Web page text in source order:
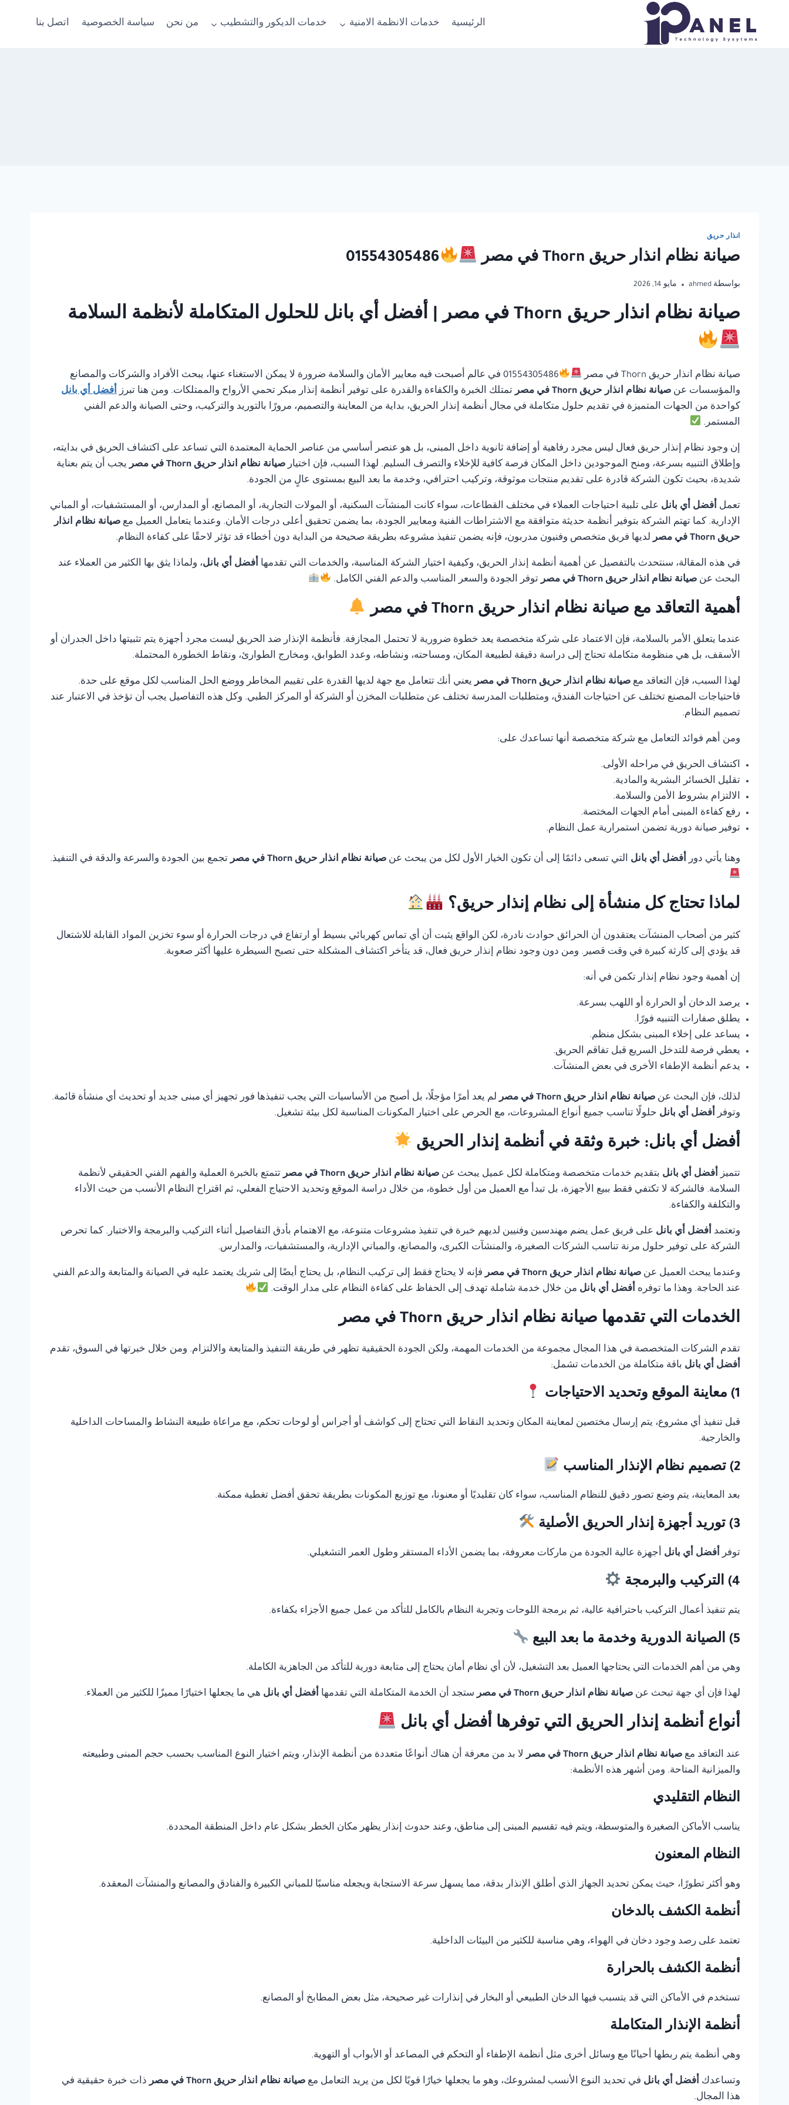
المحتوى
الرئيسية خدمات الانظمة الامنية خدمات الديكور والتشطيب من نحن سياسة الخصوصية اتصل بنا
انذار حريق
صيانة نظام انذار حريق Thorn في مصر 01554305486
بواسطة ahmed مايو 14, 2026
صيانة نظام انذار حريق Thorn في مصر | أفضل أي بانل للحلول المتكاملة لأنظمة السلامة
صيانة نظام انذار حريق Thorn في مصر
01554305486 في عالم أصبحت فيه معايير الأمان والسلامة ضرورة لا يمكن الاستغناء عنها، يبحث الأفراد والشركات والمصانع
والمؤسسات عن صيانة نظام انذار حريق Thorn في مصر تمتلك الخبرة والكفاءة والقدرة على توفير أنظمة إنذار مبكر تحمي الأرواح والممتلكات. ومن هنا تبرز أفضل أي بانل
كواحدة من الجهات المتميزة في تقديم حلول متكاملة في مجال أنظمة إنذار الحريق، بداية من المعاينة والتصميم، مرورًا بالتوريد والتركيب، وحتى الصيانة والدعم الفني
المستمر.
إن وجود نظام إنذار حريق فعال ليس مجرد رفاهية أو إضافة ثانوية داخل المبنى، بل هو عنصر أساسي من عناصر الحماية المعتمدة التي تساعد على اكتشاف الحريق في بدايته،
وإطلاق التنبيه بسرعة، ومنح الموجودين داخل المكان فرصة كافية للإخلاء والتصرف السليم. لهذا السبب، فإن اختيار صيانة نظام انذار حريق Thorn في مصر
يجب أن يتم بعناية
شديدة، بحيث تكون الشركة قادرة على تقديم منتجات موثوقة، وتركيب احترافي، وخدمة ما بعد البيع بمستوى عالٍ من الجودة.
تعمل أفضل أي بانل على تلبية احتياجات العملاء في مختلف القطاعات، سواء كانت المنشآت السكنية، أو المولات التجارية، أو المصانع، أو المدارس، أو المستشفيات، أو المباني
الإدارية. كما تهتم الشركة بتوفير أنظمة حديثة متوافقة مع الاشتراطات الفنية ومعايير الجودة، بما يضمن تحقيق أعلى درجات الأمان. وعندما يتعامل العميل مع صيانة نظام انذار
حريق Thorn في مصر
لديها فريق متخصص وفنيون مدربون، فإنه يضمن تنفيذ مشروعه بطريقة صحيحة من البداية دون أخطاء قد تؤثر لاحقًا على كفاءة النظام.
في هذه المقالة، سنتحدث بالتفصيل عن أهمية أنظمة إنذار الحريق، وكيفية اختيار الشركة المناسبة، والخدمات التي تقدمها أفضل أي بانل، ولماذا يثق بها الكثير من العملاء عند
البحث عن صيانة نظام انذار حريق Thorn في مصر توفر الجودة والسعر المناسب والدعم الفني الكامل.
أهمية التعاقد مع صيانة نظام انذار حريق Thorn في مصر
عندما يتعلق الأمر بالسلامة، فإن الاعتماد على شركة متخصصة يعد خطوة ضرورية لا تحتمل المجازفة. فأنظمة الإنذار ضد الحريق ليست مجرد أجهزة يتم تثبيتها داخل الجدران أو
الأسقف، بل هي منظومة متكاملة تحتاج إلى دراسة دقيقة لطبيعة المكان، ومساحته، ونشاطه، وعدد الطوابق، ومخارج الطوارئ، ونقاط الخطورة المحتملة.
لهذا السبب، فإن التعاقد مع صيانة نظام انذار حريق Thorn في مصر
يعني أنك تتعامل مع جهة لديها القدرة على تقييم المخاطر ووضع الحل المناسب لكل موقع على حدة.
فاحتياجات المصنع تختلف عن احتياجات الفندق، ومتطلبات المدرسة تختلف عن متطلبات المخزن أو الشركة أو المركز الطبي. وكل هذه التفاصيل يجب أن تؤخذ في الاعتبار عند
تصميم النظام.
ومن أهم فوائد التعامل مع شركة متخصصة أنها تساعدك على:
اكتشاف الحريق في مراحله الأولى.
تقليل الخسائر البشرية والمادية.
الالتزام بشروط الأمن والسلامة.
رفع كفاءة المبنى أمام الجهات المختصة.
توفير صيانة دورية تضمن استمرارية عمل النظام.
وهنا يأتي دور أفضل أي بانل التي تسعى دائمًا إلى أن تكون الخيار الأول لكل من يبحث عن صيانة نظام انذار حريق Thorn في مصر تجمع بين الجودة والسرعة والدقة في التنفيذ.
لماذا تحتاج كل منشأة إلى نظام إنذار حريق؟
كثير من أصحاب المنشآت يعتقدون أن الحرائق حوادث نادرة، لكن الواقع يثبت أن أي تماس كهربائي بسيط أو ارتفاع في درجات الحرارة أو سوء تخزين المواد القابلة للاشتعال
قد يؤدي إلى كارثة كبيرة في وقت قصير. ومن دون وجود نظام إنذار حريق فعال، قد يتأخر اكتشاف المشكلة حتى تصبح السيطرة عليها أكثر صعوبة.
إن أهمية وجود نظام إنذار تكمن في أنه:
يرصد الدخان أو الحرارة أو اللهب بسرعة.
يطلق صفارات التنبيه فورًا.
يساعد على إخلاء المبنى بشكل منظم.
يعطي فرصة للتدخل السريع قبل تفاقم الحريق.
يدعم أنظمة الإطفاء الأخرى في بعض المنشآت.
لذلك، فإن البحث عن صيانة نظام انذار حريق Thorn في مصر
لم يعد أمرًا مؤجلًا، بل أصبح من الأساسيات التي يجب تنفيذها فور تجهيز أي مبنى جديد أو تحديث أي منشأة قائمة.
وتوفر أفضل أي بانل حلولًا تناسب جميع أنواع المشروعات، مع الحرص على اختيار المكونات المناسبة لكل بيئة تشغيل.
أفضل أي بانل: خبرة وثقة في أنظمة إنذار الحريق
تتميز أفضل أي بانل بتقديم خدمات متخصصة ومتكاملة لكل عميل يبحث عن صيانة نظام انذار حريق Thorn في مصر
تتمتع بالخبرة العملية والفهم الفني الحقيقي لأنظمة
السلامة. فالشركة لا تكتفي فقط ببيع الأجهزة، بل تبدأ مع العميل من أول خطوة، من خلال دراسة الموقع وتحديد الاحتياج الفعلي، ثم اقتراح النظام الأنسب من حيث الأداء
والتكلفة والكفاءة.
وتعتمد أفضل أي بانل على فريق عمل يضم مهندسين وفنيين لديهم خبرة في تنفيذ مشروعات متنوعة، مع الاهتمام بأدق التفاصيل أثناء التركيب والبرمجة والاختبار. كما تحرص
الشركة على توفير حلول مرنة تناسب الشركات الصغيرة، والمنشآت الكبرى، والمصانع، والمباني الإدارية، والمستشفيات، والمدارس.
وعندما يبحث العميل عن صيانة نظام انذار حريق Thorn في مصر
فإنه لا يحتاج فقط إلى تركيب النظام، بل يحتاج أيضًا إلى شريك يعتمد عليه في الصيانة والمتابعة والدعم الفني
عند الحاجة. وهذا ما توفره أفضل أي بانل من خلال خدمة شاملة تهدف إلى الحفاظ على كفاءة النظام على مدار الوقت.
الخدمات التي تقدمها صيانة نظام انذار حريق Thorn في مصر
تقدم الشركات المتخصصة في هذا المجال مجموعة من الخدمات المهمة، ولكن الجودة الحقيقية تظهر في طريقة التنفيذ والمتابعة والالتزام. ومن خلال خبرتها في السوق، تقدم
أفضل أي بانل باقة متكاملة من الخدمات تشمل:
1) معاينة الموقع وتحديد الاحتياجات
قبل تنفيذ أي مشروع، يتم إرسال مختصين لمعاينة المكان وتحديد النقاط التي تحتاج إلى كواشف أو أجراس أو لوحات تحكم، مع مراعاة طبيعة النشاط والمساحات الداخلية
والخارجية.
2) تصميم نظام الإنذار المناسب
بعد المعاينة، يتم وضع تصور دقيق للنظام المناسب، سواء كان تقليديًا أو معنونا، مع توزيع المكونات بطريقة تحقق أفضل تغطية ممكنة.
3) توريد أجهزة إنذار الحريق الأصلية
توفر أفضل أي بانل أجهزة عالية الجودة من ماركات معروفة، بما يضمن الأداء المستقر وطول العمر التشغيلي.
4) التركيب والبرمجة
يتم تنفيذ أعمال التركيب باحترافية عالية، ثم برمجة اللوحات وتجربة النظام بالكامل للتأكد من عمل جميع الأجزاء بكفاءة.
5) الصيانة الدورية وخدمة ما بعد البيع
وهي من أهم الخدمات التي يحتاجها العميل بعد التشغيل، لأن أي نظام أمان يحتاج إلى متابعة دورية للتأكد من الجاهزية الكاملة.
لهذا فإن أي جهة تبحث عن صيانة نظام انذار حريق Thorn في مصر ستجد أن الخدمة المتكاملة التي تقدمها أفضل أي بانل هي ما يجعلها اختيارًا مميزًا للكثير من العملاء.
أنواع أنظمة إنذار الحريق التي توفرها أفضل أي بانل
عند التعاقد مع صيانة نظام انذار حريق Thorn في مصر
لا بد من معرفة أن هناك أنواعًا متعددة من أنظمة الإنذار، ويتم اختيار النوع المناسب بحسب حجم المبنى وطبيعته
والميزانية المتاحة. ومن أشهر هذه الأنظمة:
النظام التقليدي
يناسب الأماكن الصغيرة والمتوسطة، ويتم فيه تقسيم المبنى إلى مناطق، وعند حدوث إنذار يظهر مكان الخطر بشكل عام داخل المنطقة المحددة.
النظام المعنون
وهو أكثر تطورًا، حيث يمكن تحديد الجهاز الذي أطلق الإنذار بدقة، مما يسهل سرعة الاستجابة ويجعله مناسبًا للمباني الكبيرة والفنادق والمصانع والمنشآت المعقدة.
أنظمة الكشف بالدخان
تعتمد على رصد وجود دخان في الهواء، وهي مناسبة للكثير من البيئات الداخلية.
أنظمة الكشف بالحرارة
تستخدم في الأماكن التي قد يتسبب فيها الدخان الطبيعي أو البخار في إنذارات غير صحيحة، مثل بعض المطابخ أو المصانع.
أنظمة الإنذار المتكاملة
وهي أنظمة يتم ربطها أحيانًا مع وسائل أخرى مثل أنظمة الإطفاء أو التحكم في المصاعد أو الأبواب أو التهوية.
وتساعدك أفضل أي بانل في تحديد النوع الأنسب لمشروعك، وهو ما يجعلها خيارًا قويًا لكل من يريد التعامل مع صيانة نظام انذار حريق Thorn في مصر
ذات خبرة حقيقية في
هذا المجال.